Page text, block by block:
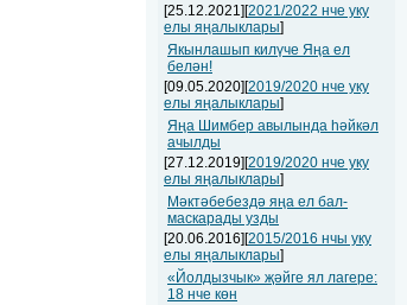
[25.12.2021][2021/2022 нче уку
елы яңалыклары]
Якынлашып килүче Яңа ел
белән!
[09.05.2020][2019/2020 нче уку
елы яңалыклары]
Яңа Шимбер авылында һәйкәл
ачылды
[27.12.2019][2019/2020 нче уку
елы яңалыклары]
Мәктәбебездә яңа ел бал-
маскарады узды
[20.06.2016][2015/2016 нчы уку
елы яңалыклары]
«Йолдызчык» җәйге ял лагере:
18 нче көн